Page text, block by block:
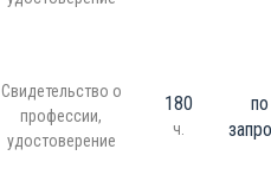
Свидетельство о
профессии,
удостоверение
180
ч.
по